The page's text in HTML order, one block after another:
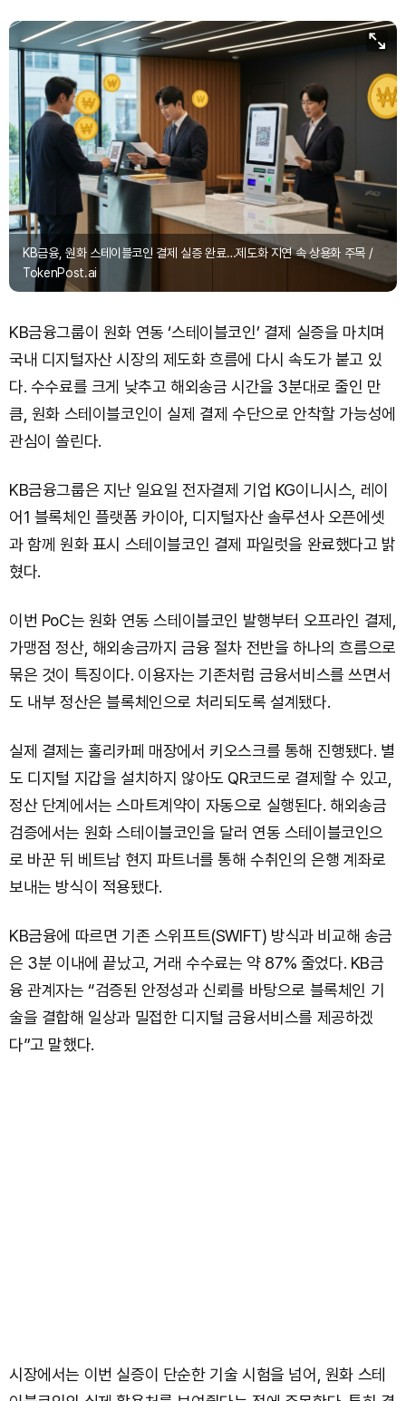
KB금융, 원화 스테이블코인 결제 실증 완료…제도화 지연 속 상용화 주목 /
TokenPost.ai
KB금융그룹이 원화 연동 ‘스테이블코인’ 결제 실증을 마치며
국내 디지털자산 시장의 제도화 흐름에 다시 속도가 붙고 있
다. 수수료를 크게 낮추고 해외송금 시간을 3분대로 줄인 만
큼, 원화 스테이블코인이 실제 결제 수단으로 안착할 가능성에
관심이 쏠린다.
KB금융그룹은 지난 일요일 전자결제 기업 KG이니시스, 레이
어1 블록체인 플랫폼 카이아, 디지털자산 솔루션사 오픈에셋
과 함께 원화 표시 스테이블코인 결제 파일럿을 완료했다고 밝
혔다.
이번 PoC는 원화 연동 스테이블코인 발행부터 오프라인 결제,
가맹점 정산, 해외송금까지 금융 절차 전반을 하나의 흐름으로
묶은 것이 특징이다. 이용자는 기존처럼 금융서비스를 쓰면서
도 내부 정산은 블록체인으로 처리되도록 설계됐다.
실제 결제는 홀리카페 매장에서 키오스크를 통해 진행됐다. 별
도 디지털 지갑을 설치하지 않아도 QR코드로 결제할 수 있고,
정산 단계에서는 스마트계약이 자동으로 실행된다. 해외송금
검증에서는 원화 스테이블코인을 달러 연동 스테이블코인으
로 바꾼 뒤 베트남 현지 파트너를 통해 수취인의 은행 계좌로
보내는 방식이 적용됐다.
KB금융에 따르면 기존 스위프트(SWIFT) 방식과 비교해 송금
은 3분 이내에 끝났고, 거래 수수료는 약 87% 줄었다. KB금
융 관계자는 “검증된 안정성과 신뢰를 바탕으로 블록체인 기
술을 결합해 일상과 밀접한 디지털 금융서비스를 제공하겠
다”고 말했다.
시장에서는 이번 실증이 단순한 기술 시험을 넘어, 원화 스테